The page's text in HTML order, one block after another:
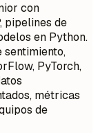
con
pipelines de
en Python.
sentimiento,
PyTorch,
métricas
de